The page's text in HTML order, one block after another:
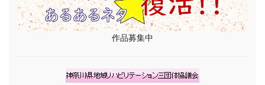
作品募集中